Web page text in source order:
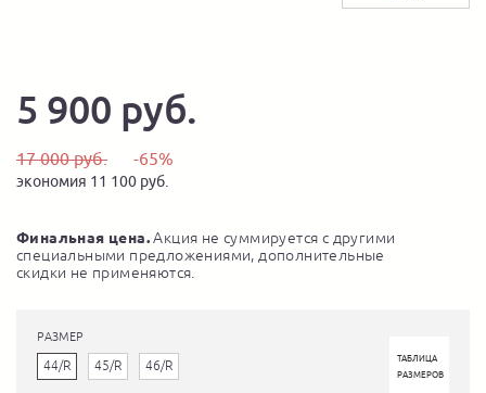
5 900 руб.
17 000 руб. -65%
экономия 11 100 руб.
Финальная цена.Акция не суммируется с другими
специальными предложениями, дополнительные
скидки не применяются.
РАЗМЕР
44/R 45/R 46/R
ТАБЛИЦА
РАЗМЕРОВ